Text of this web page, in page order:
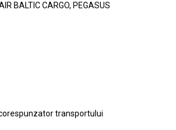
BALTIC CARGO, PEGASUS
transportului